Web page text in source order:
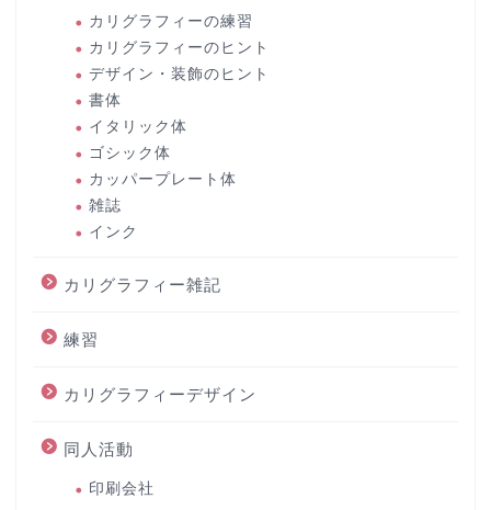
カリグラフィーの練習
カリグラフィーのヒント
デザイン・装飾のヒント
書体
イタリック体
ゴシック体
カッパープレート体
雑誌
インク
カリグラフィー雑記
練習
カリグラフィーデザイン
同人活動
印刷会社